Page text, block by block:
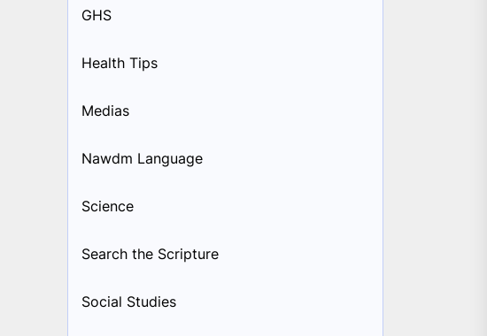
GHS
Health Tips
Medias
Nawdm Language
Science
Search the Scripture
Social Studies